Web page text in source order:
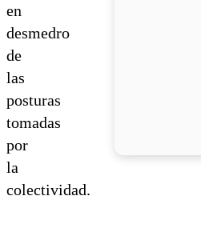
en
desmedro
de
las
posturas
tomadas
por
la
colectividad.